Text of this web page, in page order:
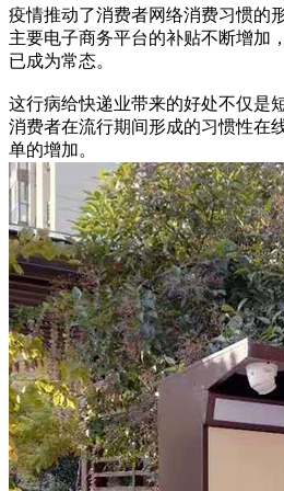
疫情推动了消费者网络消费习惯的
主要电子商务平台的补贴不断增加
已成为常态。
这行病给快递业带来的好处不仅是
消费者在流行期间形成的习惯性在
单的增加。